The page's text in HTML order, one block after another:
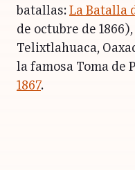
batallas: La Batalla
de octubre de
Telixtlahuaca,
la famosa Toma de
1867.